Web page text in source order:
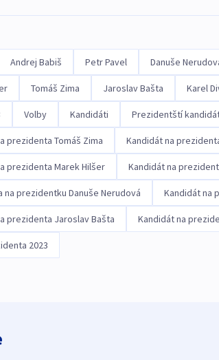
Andrej Babiš Petr Pavel Danuše
Tomáš Zima Jaroslav Bašta Karel
Volby Kandidáti Prezidentští
prezidenta Tomáš Zima Kandidát na
prezidenta Marek Hilšer Kandidát na
na prezidentku Danuše Nerudová Kandidát na
prezidenta Jaroslav Bašta Kandidát na
2023